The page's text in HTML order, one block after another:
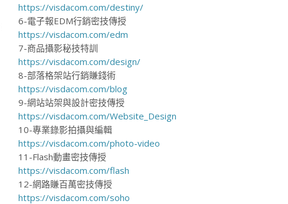
https://visdacom.com/destiny/
6-電子報EDM行銷密技傳授
https://visdacom.com/edm
7-商品攝影秘技特訓
https://visdacom.com/design/
8-部落格架站行銷賺錢術
https://visdacom.com/blog
9-網站站架與設計密技傳授
https://visdacom.com/Website_Design
10-專業錄影拍攝與編輯
https://visdacom.com/photo-video
11-Flash動畫密技傳授
https://visdacom.com/flash
12-網路賺百萬密技傳授
https://visdacom.com/soho